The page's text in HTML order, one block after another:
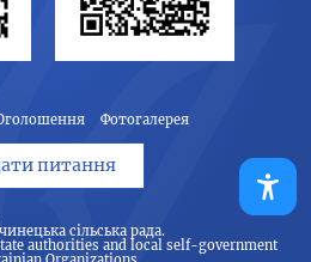
Фотогалерея
питання
сільська рада.
authorities and local self-government